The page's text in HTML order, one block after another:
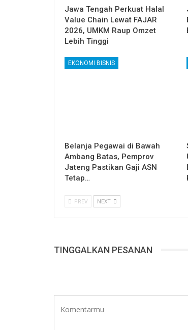
Jawa Tengah Perkuat Halal
Value Chain Lewat FAJAR
2026, UMKM Raup Omzet
Lebih Tinggi
EKONOMI BISNIS
Belanja Pegawai di Bawah
Ambang Batas, Pemprov
Jateng Pastikan Gaji ASN
Tetap…
PREV NEXT
TINGGALKAN PESANAN